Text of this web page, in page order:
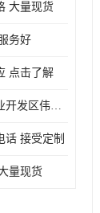
大量现货
务好
点击了解
仲恺高新技术产业开发区伟星水管 大量现货
话 接受定制
量现货